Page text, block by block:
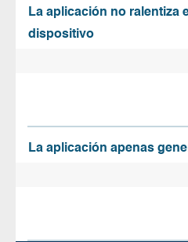
La aplicación no ralentiza
dispositivo
La aplicación apenas